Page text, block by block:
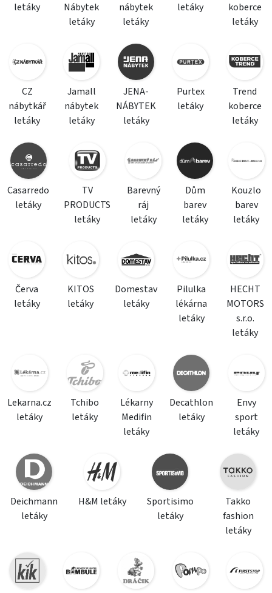
letáky
Nábytek
letáky
nábytek
letáky
letáky
koberce
letáky
CZ
nábytkář
letáky
Jamall
nábytek
letáky
JENA-
NÁBYTEK
letáky
Purtex
letáky
Trend
koberce
letáky
Casarredo
letáky
TV
PRODUCTS
letáky
Barevný
ráj
letáky
Dům
barev
letáky
Kouzlo
barev
letáky
Červa
letáky
KITOS
letáky
Domestav
letáky
Pilulka
lékárna
letáky
HECHT
MOTORS
s.r.o.
letáky
Lekarna.cz
letáky
Tchibo
letáky
Lékarny
Medifin
letáky
Decathlon
letáky
Envy
sport
letáky
Deichmann
letáky
H&M letáky
Sportisimo
letáky
Takko
fashion
letáky